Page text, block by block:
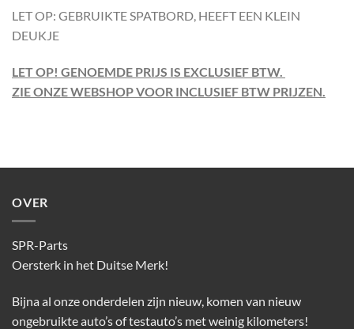
LET OP: GEBRUIKTE SPATBORD, HEEFT EEN KLEIN
DEUKJE
LET OP! GENOEMDE PRIJS IS EXCLUSIEF BTW.
ZIE ONZE WEBSHOP VOOR INCLUSIEF BTW PRIJZEN.
OVER
SPR-Parts
Oersterk in het Duitse Merk!
Bijna al onze onderdelen zijn nieuw, komen van nieuw
ongebruikte auto’s of testauto’s met weinig kilometers!